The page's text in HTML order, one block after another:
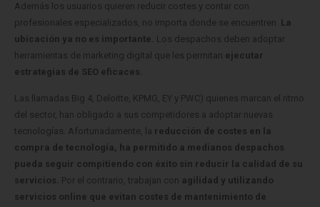
Además los usuarios quieren reducir costes y contar con
profesionales especializados, no importa donde se encuentren. La
ubicación ya no es importante. Los despachos deben adoptar
herramientas de marketing digital que les permitan ejecutar
estrategias de SEO eficaces.
Las llamadas Big 4, Deloitte, KPMG, EY y PWC) quienes marcan el ritmo
del sector, han obligado a sus competidores a adoptar nuevas
tecnologías. Afortunadamente, la reducción de costes en la
compra de tecnología, ha permitido a medianos despachos
pueda seguir compitiendo con éxito sin reducir la calidad de su
servicios. Por el contrario, trabajan con agilidad y utilizando
servicios online que evitan costes de mantenimiento de